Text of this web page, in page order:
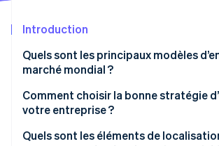
Radar
Atlas
Constitution de start-up
Climate
Élimination du carbone
Identity
Écosystème
Partenaires
Stripe App Marketplace
Introduction
Quels sont les principaux modèles
marché mondial ?
Exportation
Octroi de licences
Comment choisir la bonne stratégie
votre entreprise ?
Quelle est votre tolérance au risque ?
Quels sont les éléments de